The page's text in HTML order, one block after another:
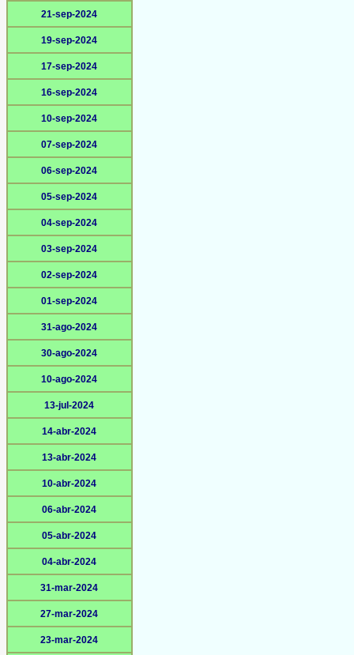
21-sep-2024
19-sep-2024
17-sep-2024
16-sep-2024
10-sep-2024
07-sep-2024
06-sep-2024
05-sep-2024
04-sep-2024
03-sep-2024
02-sep-2024
01-sep-2024
31-ago-2024
30-ago-2024
10-ago-2024
13-jul-2024
14-abr-2024
13-abr-2024
10-abr-2024
06-abr-2024
05-abr-2024
04-abr-2024
31-mar-2024
27-mar-2024
23-mar-2024